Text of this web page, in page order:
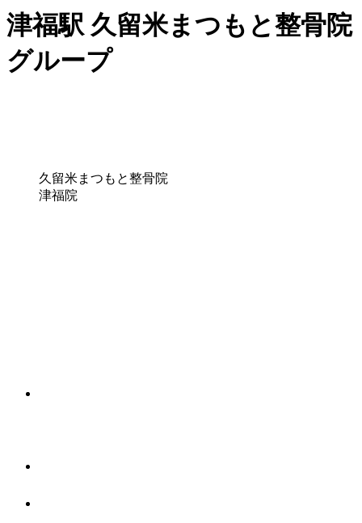
津福駅 久留米まつもと整骨院
グループ
久留米まつもと整骨院
津福院